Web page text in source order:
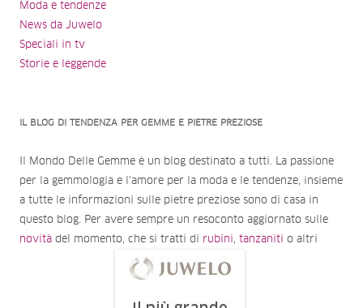
Moda e tendenze
News da Juwelo
Speciali in tv
Storie e leggende
IL BLOG DI TENDENZA PER GEMME E PIETRE PREZIOSE
Il Mondo Delle Gemme è un blog destinato a tutti. La passione
per la gemmologia e l'amore per la moda e le tendenze, insieme
a tutte le informazioni sulle pietre preziose sono di casa in
questo blog. Per avere sempre un resoconto aggiornato sulle
novità del momento, che si tratti di rubini , tanzaniti o altri